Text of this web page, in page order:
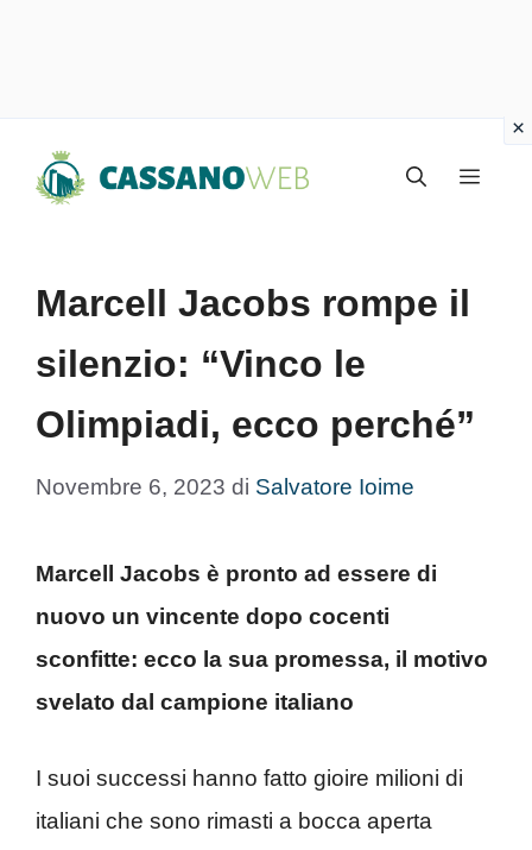
Menu
Marcell Jacobs rompe il
silenzio: “Vinco le
Olimpiadi, ecco perché”
Novembre 6, 2023 di Salvatore Ioime
Marcell Jacobs è pronto ad essere di
nuovo un vincente dopo cocenti
sconfitte: ecco la sua promessa, il motivo
svelato dal campione italiano
I suoi successi hanno fatto gioire milioni di
italiani che sono rimasti a bocca aperta